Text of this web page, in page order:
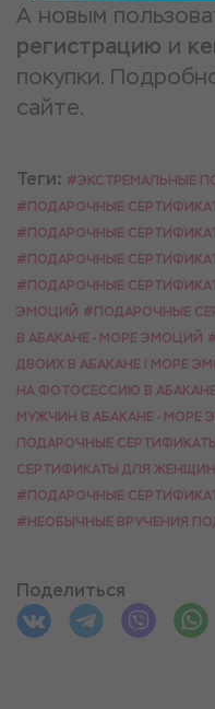
А новым
регистрацию и
покупки.
сайте.
Теги: #ЭКСТРЕМАЛЬНЫЕ
#ПОДАРОЧНЫЕ
#ПОДАРОЧНЫЕ
#ПОДАРОЧНЫЕ
#ПОДАРОЧНЫЕ
ЭМОЦИЙ #ПОДАРОЧНЫЕ
В АБАКАНЕ - МОРЕ ЭМОЦИЙ
ДВОИХ В АБАКАНЕ | МОРЕ
НА ФОТОСЕССИЮ В
МУЖЧИН В АБАКАНЕ - МОРЕ
ПОДАРОЧНЫЕ
СЕРТИФИКАТЫ ДЛЯ
#ПОДАРОЧНЫЕ
#НЕОБЫЧНЫЕ ВРУЧЕНИЯ
Поделиться